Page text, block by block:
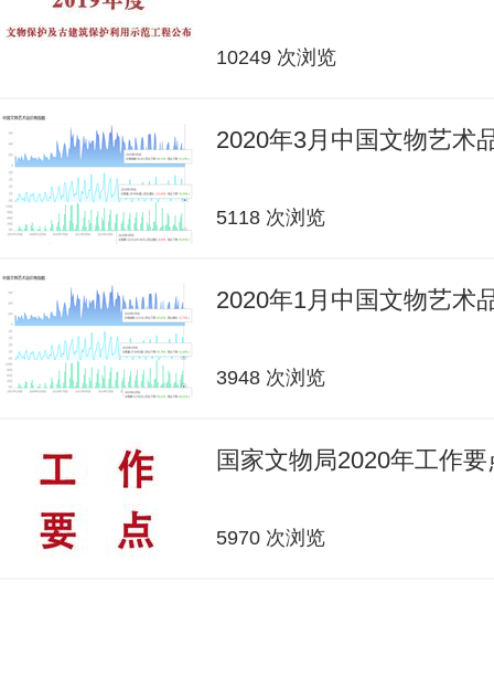
10249 次浏览
2020年3月中国文物艺术
5118 次浏览
2020年1月中国文物艺术
3948 次浏览
国家文物局2020年工作要
5970 次浏览